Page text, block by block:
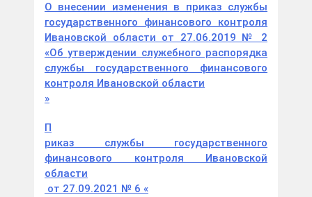
О внесении изменения в приказ службы
государственного финансового контроля
Ивановской области от 27.06.2019 № 2
«Об утверждении служебного распорядка
службы государственного финансового
контроля Ивановской области
»
П
риказ службы государственного
финансового контроля Ивановской
области
от 27.09.2021 № 6 «